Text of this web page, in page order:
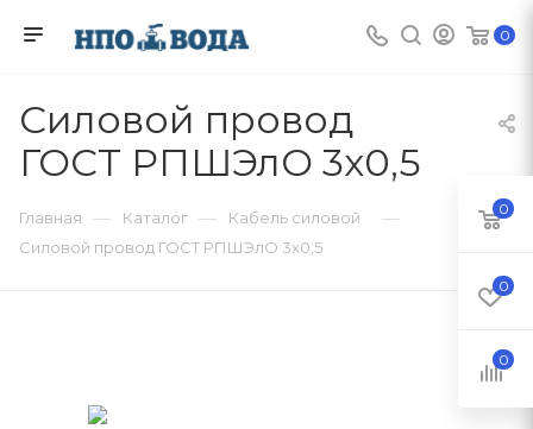
0
Силовой провод
ГОСТ РПШЭлО 3х0,5
Главная — Каталог — Кабель силовой —
Силовой провод ГОСТ РПШЭлО 3х0,5
0
0
0